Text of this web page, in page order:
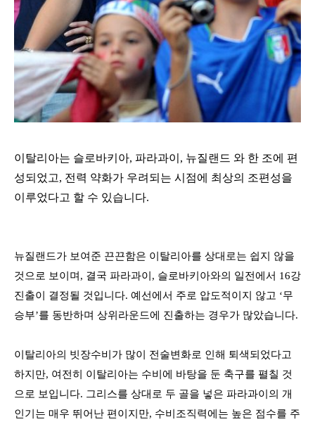
이탈리아는 슬로바키아, 파라과이 , 뉴질랜드 와 한 조에 편
성되었고, 전력 약화가 우려되는 시점에 최상의 조편성을
이루었다고 할 수 있습니다.
뉴질랜드가 보여준 끈끈함은 이탈리아를 상대로는 쉽지 않을
것으로 보이며 , 결국 파라과이 , 슬로바키아와의 일전에서 16강
진출이 결정될 것입니다. 예선에서 주로 압도적이지 않고 ‘무
승부’를 동반하며 상위라운드에 진출하는 경우가 많았습니다.
이탈리아의 빗장수비가 많이 전술변화로 인해 퇴색되었다고
하지만, 여전히 이탈리아는 수비에 바탕을 둔 축구를 펼칠 것
으로 보입니다. 그리스를 상대로 두 골을 넣은 파라과이의 개
인기는 매우 뛰어난 편이지만, 수비조직력에는 높은 점수를 주